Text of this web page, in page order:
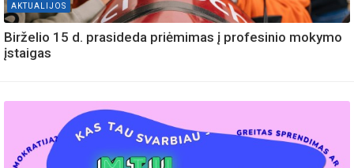
AKTUALIJOS
Birželio 15 d. prasideda priėmimas į profesinio mokymo
įstaigas